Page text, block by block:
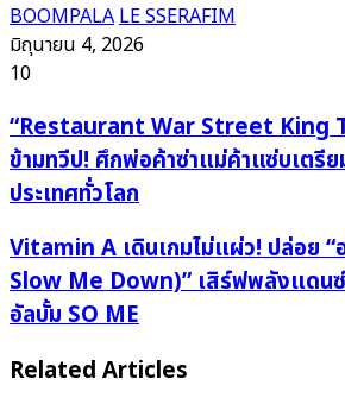
BOOMPALALE SSERAFIM
มิถุนายน 4, 2026
10
“Restaurant
War
Street
King
Thailand”
เดือด
ข้าม
ทวีป!
พ่อค้า
“Restaurant War Street King
ข้ามทวีป! ศึกพ่อค้าซ่าแม่ค้าแซ่บเตรี
ประเทศทั่วโลก
Vitamin
A
เดิน
เกม
ไม่
แผ่ว!
Vitamin A เดินเกมไม่แผ่ว! ปล่อย “
Slow Me Down)” เสิร์ฟพลังแดน
อัลบั้ม SO ME
Related Articles